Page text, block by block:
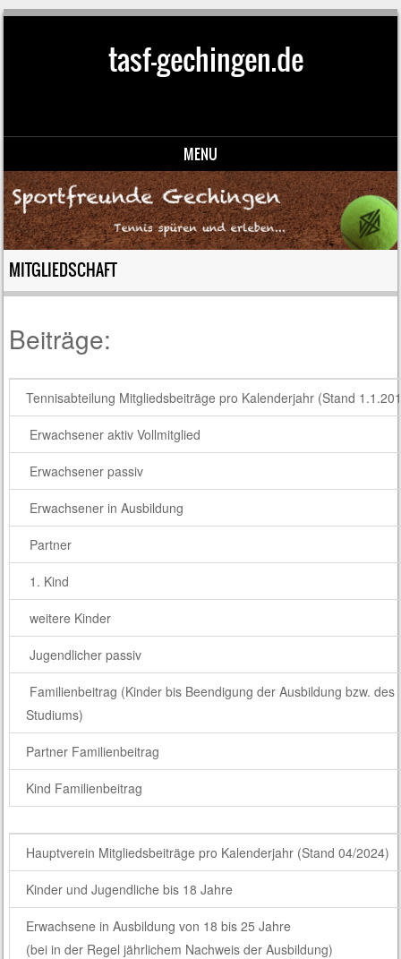
tasf-gechingen.de
MENU
Skip to content
MITGLIEDSCHAFT
Beiträge:
Tennisabteilung Mitgliedsbeiträge pro Kalenderjahr (Stand
Erwachsener aktiv Vollmitglied
Erwachsener passiv
Erwachsener in Ausbildung
Partner
1. Kind
weitere Kinder
Jugendlicher passiv
Familienbeitrag (Kinder bis Beendigung der Ausbildung bzw. des
Studiums)
Partner Familienbeitrag
Kind Familienbeitrag
Hauptverein Mitgliedsbeiträge pro Kalenderjahr (Stand 04/2024)
Kinder und Jugendliche bis 18 Jahre
Erwachsene in Ausbildung von 18 bis 25 Jahre
(bei in der Regel jährlichem Nachweis der Ausbildung)